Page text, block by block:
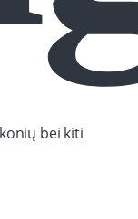
bei kiti